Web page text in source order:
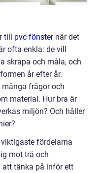
till pvc fönsternär det
ofta enkla: de vill
skrapa och måla, och
år efter år.
frågor och
material. Hur bra är
miljön? Och håller
fördelarna
mot trä och
att tänka på inför ett